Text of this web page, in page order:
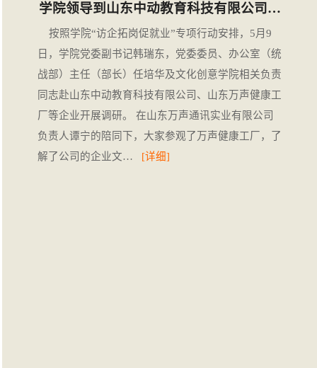
学院领导到山东中动教育科技有限公司…
按照学院“访企拓岗促就业”专项行动安排，5月9
日，学院党委副书记韩瑞东，党委委员、办公室（统
战部）主任（部长）任培华及文化创意学院相关负责
同志赴山东中动教育科技有限公司、山东万声健康工
厂等企业开展调研。 在山东万声通讯实业有限公司
负责人谭宁的陪同下，大家参观了万声健康工厂，了
解了公司的企业文…
[详细]